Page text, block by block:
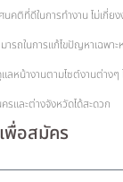
คติที่ดีในการทำงาน ไม่เกี่ย
รถในการแก้ไขปัญหาเฉพาะ
ลหน้างานตามไซต์งานต่างๆ
รและต่างจังหวัดได้สะดวก
พื่อสมัคร